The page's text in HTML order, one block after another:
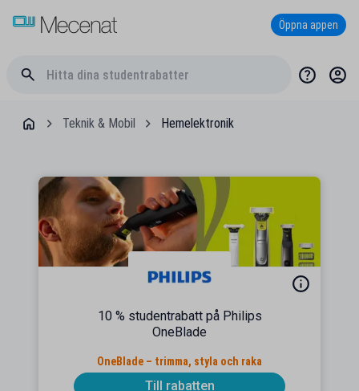
Öppna appen
Teknik & Mobil Hemelektronik
10 % studentrabatt på Philips
OneBlade
OneBlade – trimma, styla och raka
Till rabatten